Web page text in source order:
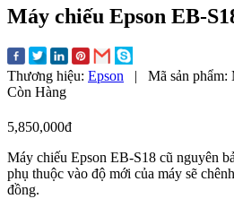
Máy chiếu Epson EB-
Thương hiệu: Epson | Mã sản phẩm:
Còn Hàng
5,850,000đ
Máy chiếu Epson EB-S18 cũ nguyên
phụ thuộc vào độ mới của máy sẽ
đồng.